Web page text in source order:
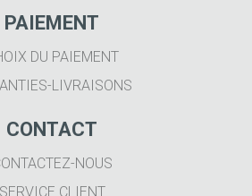
PAIEMENT
DU PAIEMENT
LIVRAISONS
CONTACT
NOUS
SERVICE CLIENT